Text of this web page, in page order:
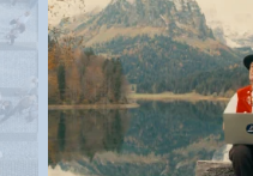
Anwil
Appenzell
Au SG
Baar
Baden